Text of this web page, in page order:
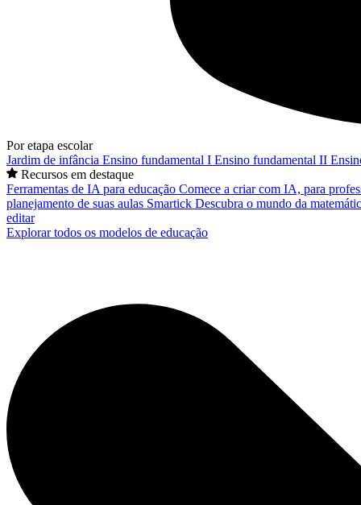
Por etapa escolar
Jardim de infância Ensino fundamental I Ensino fundamental II
Recursos em destaque
Ferramentas de IA para educação Comece a criar com IA, para
planejamento de suas aulas Smartick Descubra o mundo da
editar
Explorar todos os modelos de educação